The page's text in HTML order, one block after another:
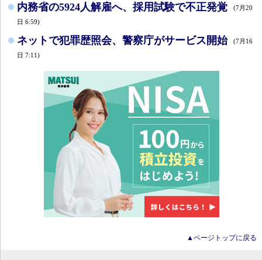
内務省の5924人解雇へ、採用試験で不正発覚
(7月20
日 6:59)
ネットで犯罪歴照会、警察庁がサービス開始
(7月16
日 7:11)
▲ページトップに戻る